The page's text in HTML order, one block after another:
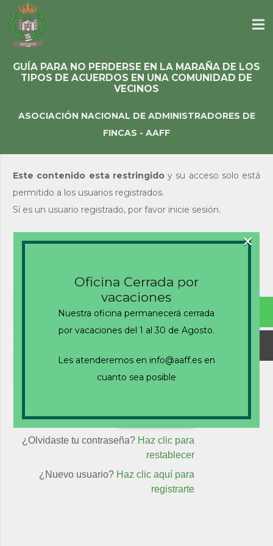
GUÍA PARA NO PERDERSE EN LA MARAÑA DE LOS
TIPOS DE ACUERDOS EN UNA COMUNIDAD DE
VECINOS
ASOCIACIÓN NACIONAL DE ADMINISTRADORES DE
FINCAS - AAFF
Este contenido esta restringido y su acceso solo está
permitido a los usuarios registrados.
Sí es un usuario registrado, por favor inicie sesión.
Nombre de usuario o correo electrónico
¿Olvidaste tu contraseña? Haz clic para
restablecer
¿Nuevo usuario? Haz clic aquí para
registrarte
Oficina Cerrada por
vacaciones
Nuestra oficina permanecerá cerrada
por vacaciones del 1 al 30 de Agosto.
Les atenderemos en info@aaff.es en
cuanto sea posible
×